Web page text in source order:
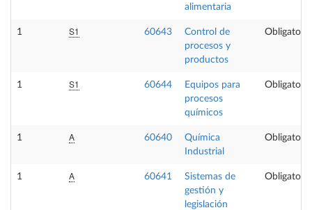
alimentaria
1 S1 60643
Control de
procesos y
productos
Obligatoria
1 S1 60644
Equipos para
procesos
químicos
Obligatoria
1 A 60640
Química
Industrial
Obligatoria
1 A 60641
Sistemas de
gestión y
legislación
Obligatoria